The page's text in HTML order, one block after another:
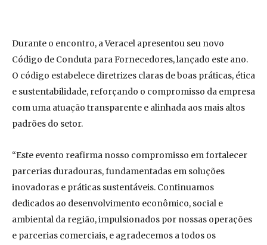
Durante o encontro, a Veracel apresentou seu novo
Código de Conduta para Fornecedores, lançado este ano.
O código estabelece diretrizes claras de boas práticas, ética
e sustentabilidade, reforçando o compromisso da empresa
com uma atuação transparente e alinhada aos mais altos
padrões do setor.
“Este evento reafirma nosso compromisso em fortalecer
parcerias duradouras, fundamentadas em soluções
inovadoras e práticas sustentáveis. Continuamos
dedicados ao desenvolvimento econômico, social e
ambiental da região, impulsionados por nossas operações
e parcerias comerciais, e agradecemos a todos os